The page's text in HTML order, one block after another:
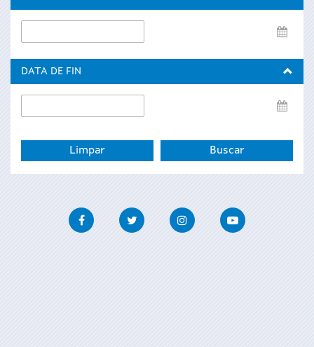
de
DATA DE FIN
de
FacebookTwitter InstagramYoutube